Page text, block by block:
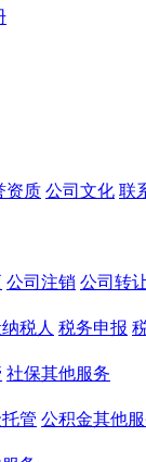
资质 公司文化 联
公司注销 公司转
税人 税务申报
社保其他服务
管 公积金其他